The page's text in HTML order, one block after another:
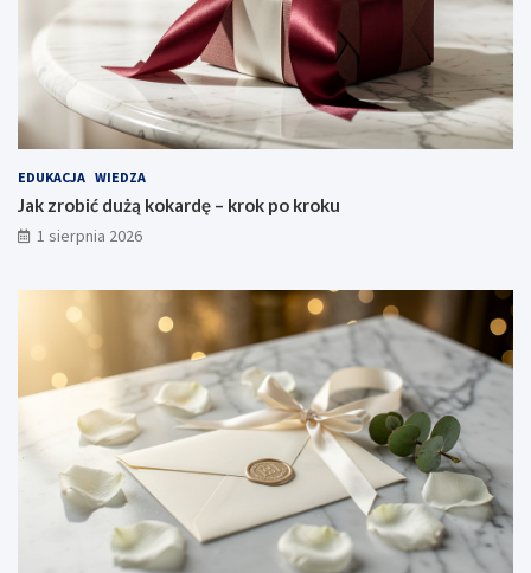
EDUKACJA WIEDZA
Jak zrobić dużą kokardę – krok po kroku
1 sierpnia 2026